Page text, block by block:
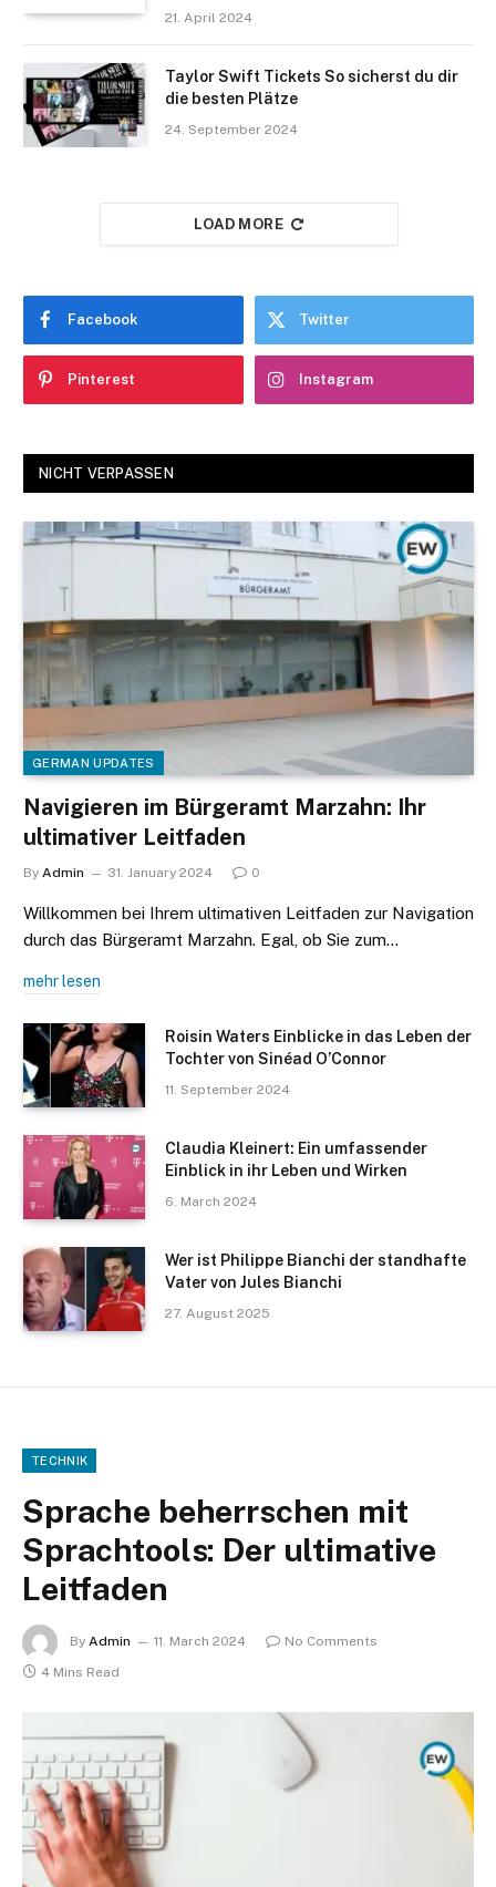
21. April 2024
Taylor Swift Tickets So sicherst du dir
die besten Plätze
24. September 2024
LOAD MORE
Facebook Twitter
Pinterest Instagram
NICHT VERPASSEN
GERMAN UPDATES
Navigieren im Bürgeramt Marzahn: Ihr
ultimativer Leitfaden
By Admin 31. January 2024 0
Willkommen bei Ihrem ultimativen Leitfaden zur Navigation
durch das Bürgeramt Marzahn. Egal, ob Sie zum…
mehr lesen
Roisin Waters Einblicke in das Leben der
Tochter von Sinéad O’Connor
11. September 2024
Claudia Kleinert: Ein umfassender
Einblick in ihr Leben und Wirken
6. March 2024
Wer ist Philippe Bianchi der standhafte
Vater von Jules Bianchi
27. August 2025
TECHNIK
Sprache beherrschen mit
Sprachtools: Der ultimative
Leitfaden
By Admin 11. March 2024
No Comments
4 Mins Read